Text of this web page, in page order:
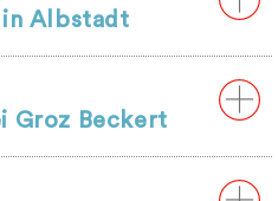
Albstadt
Groz Beckert